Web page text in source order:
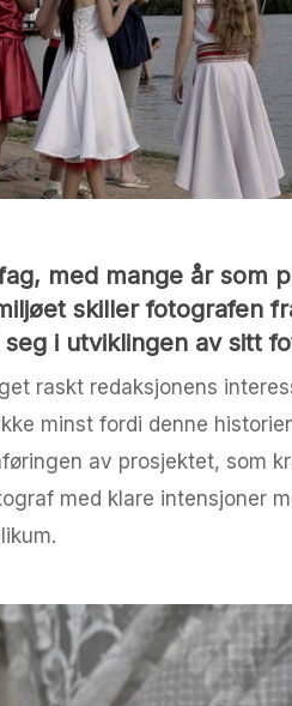
med mange år som
skiller fotografen
i utviklingen av sitt
raskt redaksjonens
minst fordi denne
av prosjektet, som
med klare intensjoner